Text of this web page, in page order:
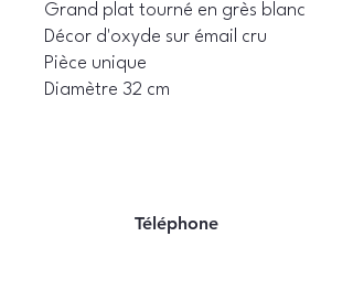
Grand plat tourné en grès blanc
Décor d'oxyde sur émail cru
Pièce unique
Diamètre 32 cm
Téléphone